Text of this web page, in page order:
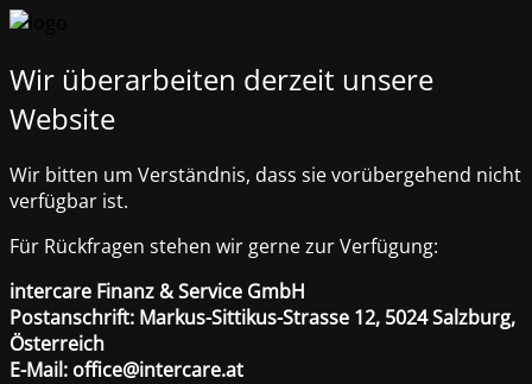
Wir überarbeiten derzeit unsere
Website
Wir bitten um Verständnis, dass sie vorübergehend nicht
verfügbar ist.
Für Rückfragen stehen wir gerne zur Verfügung:
intercare Finanz & Service GmbH
Postanschrift: Markus-Sittikus-Strasse 12, 5024 Salzburg,
Österreich
E-Mail: office@intercare.at